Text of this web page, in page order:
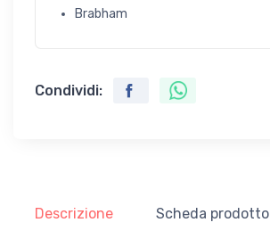
Brabham
Condividi:
Descrizione Scheda prodotto